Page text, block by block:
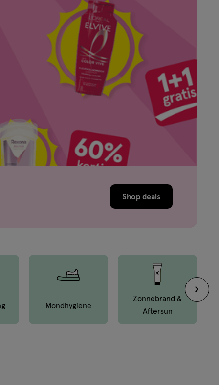
Shop deals
Mond­hygiëne
Zonnebrand &
Aftersun